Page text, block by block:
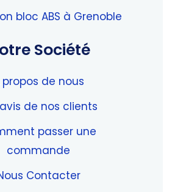
bloc ABS à Grenoble
Société
propos de nous
de nos clients
passer une
commande
Contacter